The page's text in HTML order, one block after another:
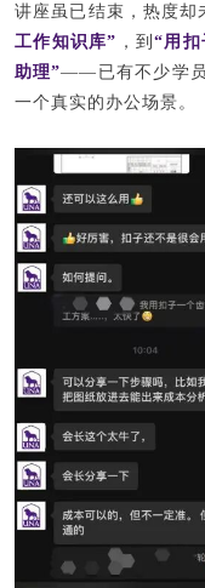
讲座虽已结束，热度
工作知识库” ，到“用扣
助理”——已有不少学员
一个真实的办公场景。